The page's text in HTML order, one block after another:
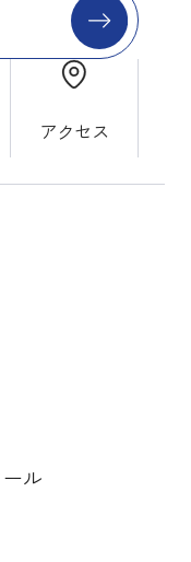
アクセス
ル